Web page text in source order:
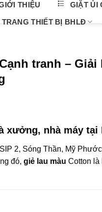
THIỆU GIẶT ỦI
TRANG THIẾT BỊ BHLĐ
tranh –
xưởng, nhà máy tại
2, Sóng Thần, Mỹ
đó, giẻ lau màu Cotton là